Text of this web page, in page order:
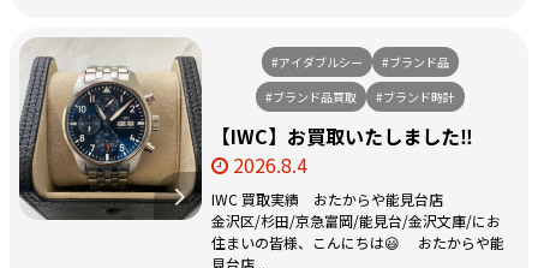
#アイダブルシー
#ブランド品
#ブランド品買取
#ブランド時計
【IWC】お買取いたしました‼️
2026.8.4
IWC 買取実績 おたからや能見台店
金沢区/杉田/京急富岡/能見台/金沢文庫/にお
住まいの皆様、こんにちは😃 おたからや能